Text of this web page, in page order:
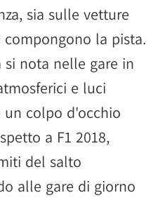
sia sulle vetture
la pista.
si nota nelle gare in
e luci
colpo d'occhio
a F1 2018,
del salto
alle gare di giorno